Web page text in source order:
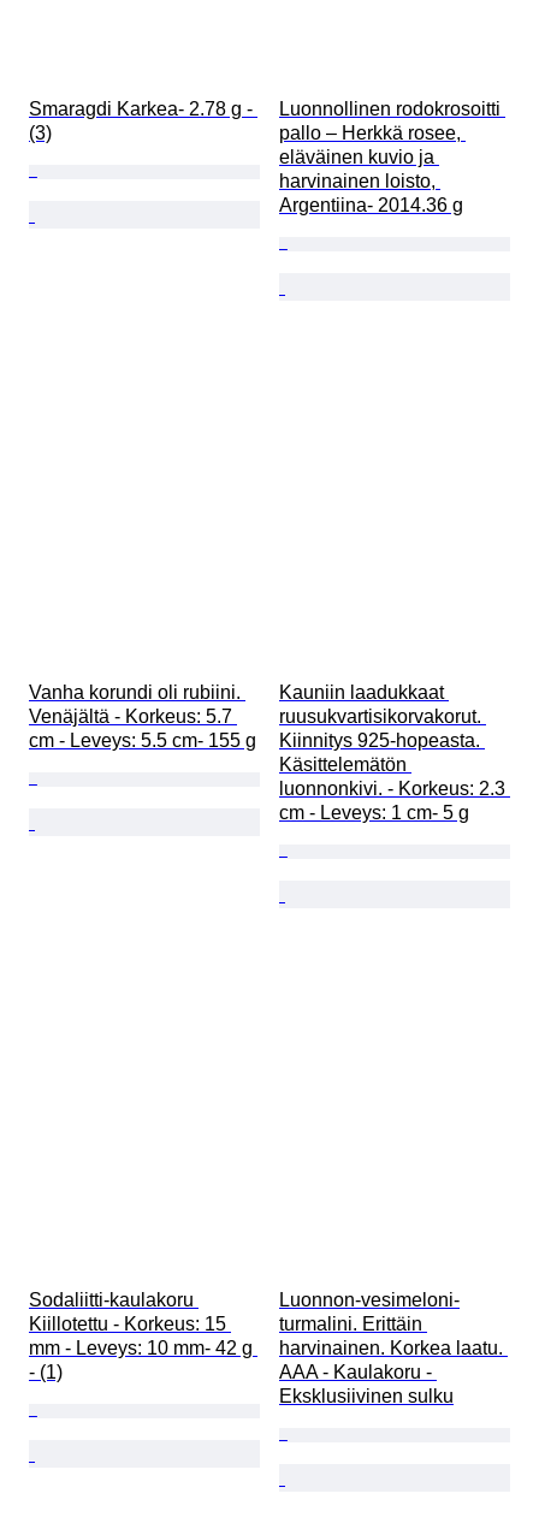
Smaragdi Karkea- 2.78 g -
(3)
Luonnollinen rodokrosoitti
pallo – Herkkä rosee,
eläväinen kuvio ja
harvinainen loisto,
Argentiina- 2014.36 g
Vanha korundi oli rubiini.
Venäjältä - Korkeus: 5.7
cm - Leveys: 5.5 cm- 155 g
Kauniin laadukkaat
ruusukvartisikorvakorut.
Kiinnitys 925-hopeasta.
Käsittelemätön
luonnonkivi. - Korkeus: 2.3
cm - Leveys: 1 cm- 5 g
Sodaliitti-kaulakoru
Kiillotettu - Korkeus: 15
mm - Leveys: 10 mm- 42 g
- (1)
Luonnon-vesimeloni-
turmalini. Erittäin
harvinainen. Korkea laatu.
AAA - Kaulakoru -
Eksklusiivinen sulku